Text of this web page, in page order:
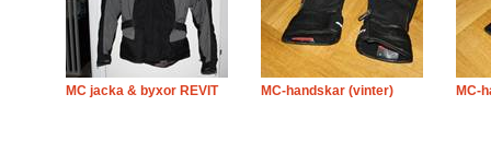
MC jacka & byxor REVIT MC-handskar (vinter) MC-